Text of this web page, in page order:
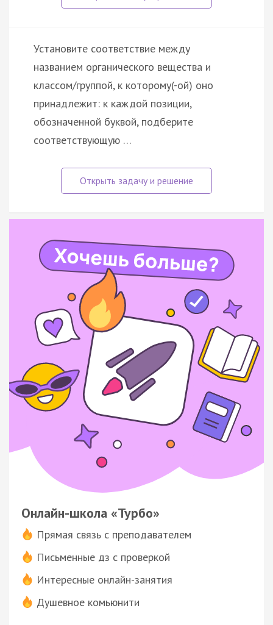
Установите соответствие между
названием органического вещества и
классом/группой, к которому(-ой) оно
принадлежит: к каждой позиции,
обозначенной буквой, подберите
соответствующую …
Онлайн-школа «Турбо»
Прямая связь с преподавателем
Письменные дз с проверкой
Интересные онлайн-занятия
Душевное комьюнити